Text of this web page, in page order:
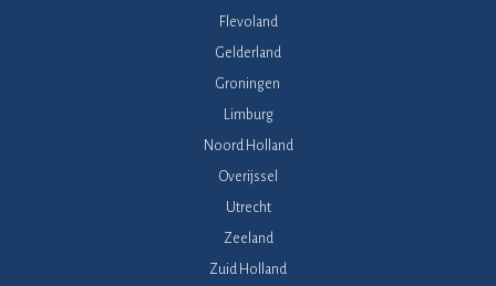
Flevoland
Gelderland
Groningen
Limburg
Noord Holland
Overijssel
Utrecht
Zeeland
Zuid Holland